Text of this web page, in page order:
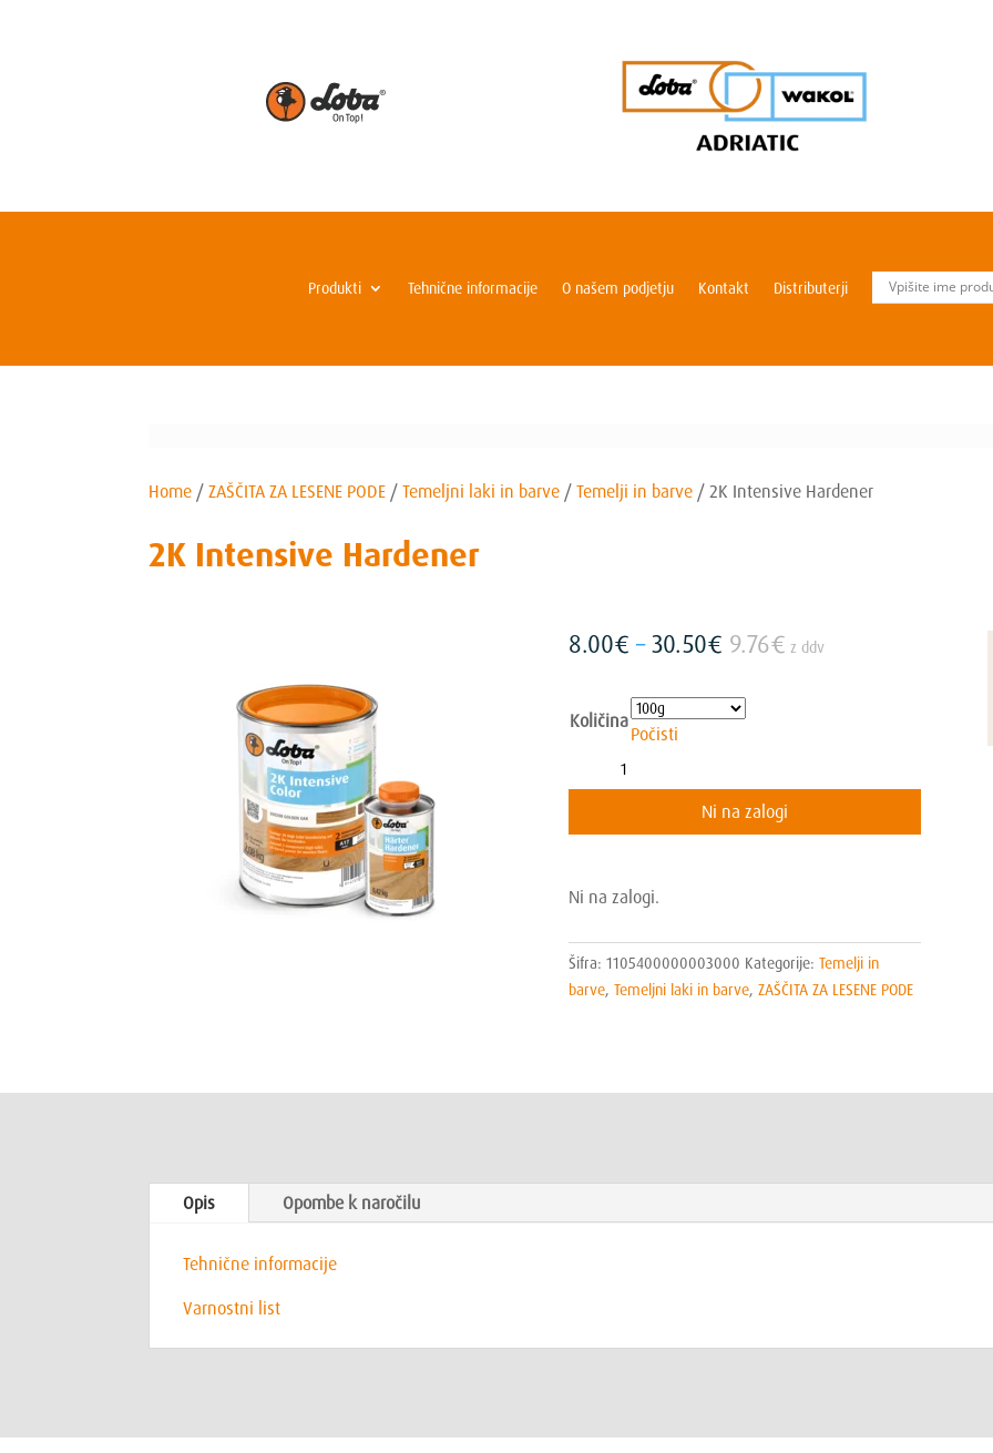
Produkti Tehnične informacije O našem podjetju Kontakt Distributerji
Home /ZAŠČITA ZA LESENE PODE /Temeljni laki in barve /Temelji in barve /2K Intensive Hardener
2K Intensive Hardener
8.00€ – 30.50€Cenovni
od
8.00€
9.76€ z ddv
Količina
Počisti
Intensive
količina
Ni na zalogi
Ni na zalogi.
Šifra: 1105400000003000 Kategorije: Temelji in
barve, Temeljni laki in barve, ZAŠČITA ZA LESENE PODE
Opis Opombe k naročilu
Tehnične informacije
Varnostni list